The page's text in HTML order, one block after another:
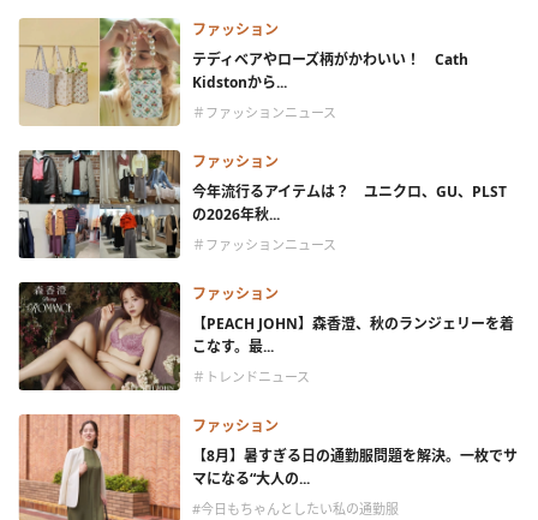
ファッション
テディベアやローズ柄がかわいい！ Cath
Kidstonから...
＃ファッションニュース
ファッション
今年流行るアイテムは？ ユニクロ、GU、PLST
の2026年秋...
＃ファッションニュース
ファッション
【PEACH JOHN】森香澄、秋のランジェリーを着
こなす。最...
＃トレンドニュース
ファッション
【8月】暑すぎる日の通勤服問題を解決。一枚でサ
マになる“大人の...
#今日もちゃんとしたい私の通勤服